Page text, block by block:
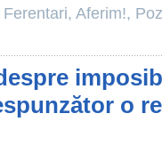
, Aferim!,
o